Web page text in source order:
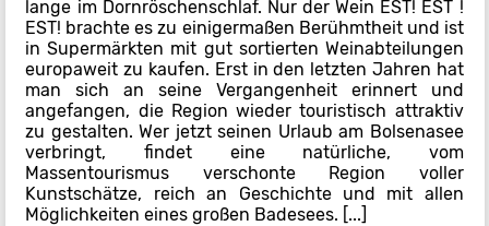
lange im Dornröschenschlaf. Nur der Wein EST! EST !
EST! brachte es zu einigermaßen Berühmtheit und ist
in Supermärkten mit gut sortierten Weinabteilungen
europaweit zu kaufen. Erst in den letzten Jahren hat
man sich an seine Vergangenheit erinnert und
angefangen, die Region wieder touristisch attraktiv
zu gestalten. Wer jetzt seinen Urlaub am Bolsenasee
verbringt, findet eine natürliche, vom
Massentourismus verschonte Region voller
Kunstschätze, reich an Geschichte und mit allen
Möglichkeiten eines großen Badesees. [...]